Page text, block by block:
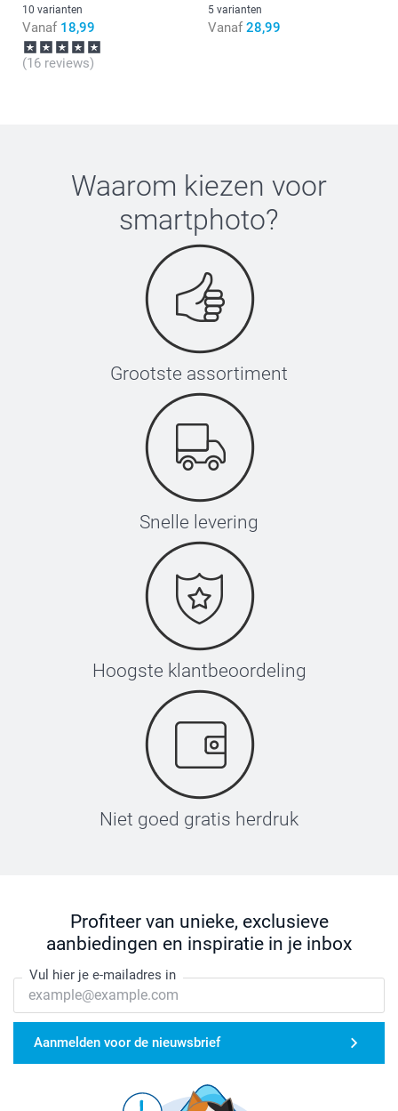
10 varianten
Vanaf 18,99
(16 reviews)
5 varianten
Vanaf 28,99
Waarom kiezen voor
smartphoto?
Grootste assortiment
Snelle levering
Hoogste klantbeoordeling
Niet goed gratis herdruk
Profiteer van unieke, exclusieve
aanbiedingen en inspiratie in je inbox
Vul hier je e-mailadres in
Aanmelden voor de nieuwsbrief